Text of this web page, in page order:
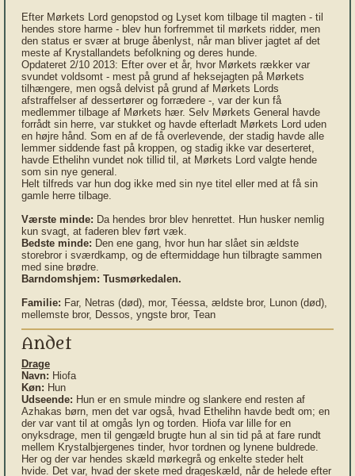
Efter Mørkets Lord genopstod og Lyset kom tilbage til magten - til
hendes store harme - blev hun forfremmet til mørkets ridder, men
den status er svær at bruge åbenlyst, når man bliver jagtet af det
meste af Krystallandets befolkning og deres hunde.
Opdateret 2/10 2013: Efter over et år, hvor Mørkets rækker var
svundet voldsomt - mest på grund af heksejagten på Mørkets
tilhængere, men også delvist på grund af Mørkets Lords
afstraffelser af dessertører og forrædere -, var der kun få
medlemmer tilbage af Mørkets hær. Selv Mørkets General havde
forrådt sin herre, var stukket og havde efterladt Mørkets Lord uden
en højre hånd. Som en af de få overlevende, der stadig havde alle
lemmer siddende fast på kroppen, og stadig ikke var deserteret,
havde Ethelihn vundet nok tillid til, at Mørkets Lord valgte hende
som sin nye general.
Helt tilfreds var hun dog ikke med sin nye titel eller med at få sin
gamle herre tilbage.
Værste minde: Da hendes bror blev henrettet. Hun husker nemlig
kun svagt, at faderen blev ført væk.
Bedste minde: Den ene gang, hvor hun har slået sin ældste
storebror i sværdkamp, og de eftermiddage hun tilbragte sammen
med sine brødre.
Barndomshjem: Tusmørkedalen.
Familie: Far, Netras (død), mor, Téessa, ældste bror, Lunon (død),
mellemste bror, Dessos, yngste bror, Tean
Andet
Drage
Navn: Hiofa
Køn: Hun
Udseende: Hun er en smule mindre og slankere end resten af
Azhakas børn, men det var også, hvad Ethelihn havde bedt om; en
der var vant til at omgås lyn og torden. Hiofa var lille for en
onyksdrage, men til gengæld brugte hun al sin tid på at fare rundt
mellem Krystalbjergenes tinder, hvor tordnen og lynene buldrede.
Her og der var hendes skæld mørkegrå og enkelte steder helt
hvide. Det var, hvad der skete med drageskæld, når de helede efter